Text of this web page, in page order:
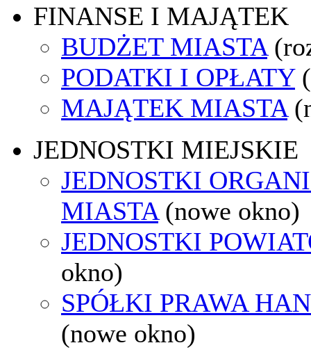
FINANSE I MAJĄTEK
BUDŻET MIASTA
PODATKI I OPŁATY
MAJĄTEK MIASTA
JEDNOSTKI MIEJSKIE
JEDNOSTKI
MIASTA (nowe okno)
JEDNOSTKI
okno)
SPÓŁKI PRAWA
(nowe okno)